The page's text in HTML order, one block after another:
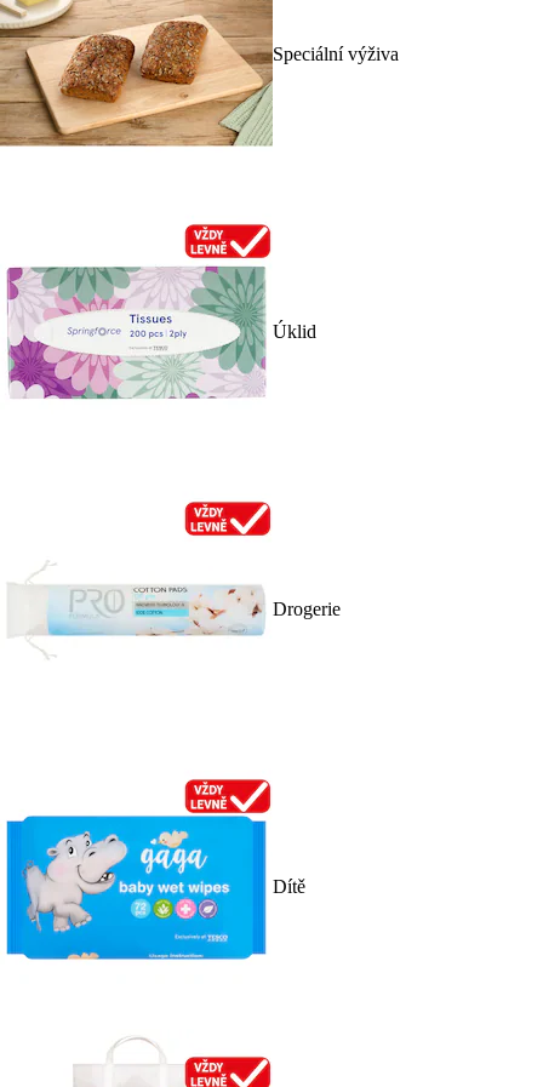
Speciální výživa
Úklid
Drogerie
Dítě